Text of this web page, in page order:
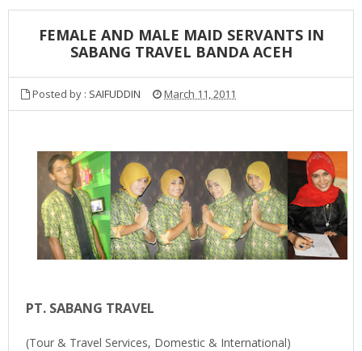
FEMALE AND MALE MAID SERVANTS IN
SABANG TRAVEL BANDA ACEH
Posted by : SAIFUDDIN March 11, 2011
PT. SABANG TRAVEL
(Tour & Travel Services, Domestic & International)